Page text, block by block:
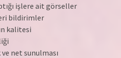
işlere ait görseller
bildirimler
kalitesi
net sunulması